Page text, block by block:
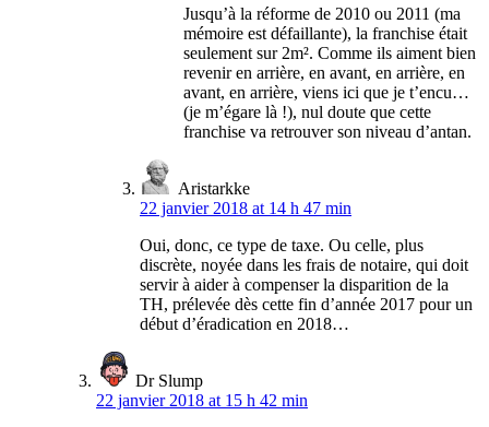
Jusqu’à la réforme de 2010 ou 2011 (ma
mémoire est défaillante), la franchise était
seulement sur 2m². Comme ils aiment bien
revenir en arrière, en avant, en arrière, en
avant, en arrière, viens ici que je t’encu…
(je m’égare là !), nul doute que cette
franchise va retrouver son niveau d’antan.
Aristarkke
22 janvier 2018 at 14 h 47 min
Oui, donc, ce type de taxe. Ou celle, plus
discrète, noyée dans les frais de notaire, qui doit
servir à aider à compenser la disparition de la
TH, prélevée dès cette fin d’année 2017 pour un
début d’éradication en 2018…
Dr Slump
22 janvier 2018 at 15 h 42 min